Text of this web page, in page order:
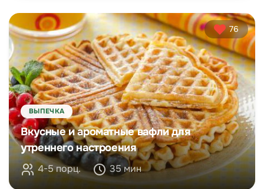
76
ВЫПЕЧКА
Вкусные и ароматные вафли для
утреннего настроения
4-5 порц. 35 мин